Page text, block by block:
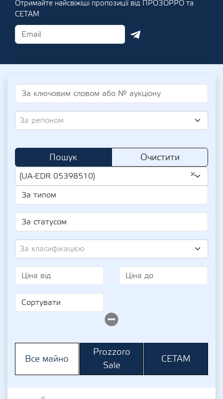
Отримайте найсвіжіші пропозиції від ПРОЗОРРО та
СЕТАМ
За регіоном
Пошук Очистити
×
(UA-EDR 05398510)
За класифікацією
Все майно
Prozzoro
Sale
СЕТАМ